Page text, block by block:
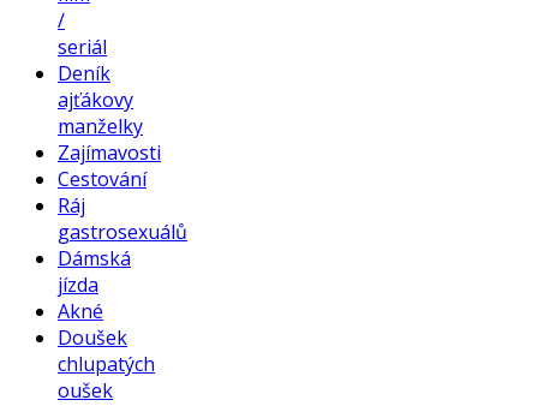
/
seriál
Deník
ajťákovy
manželky
Zajímavosti
Cestování
Ráj
gastrosexuálů
Dámská
jízda
Akné
Doušek
chlupatých
oušek